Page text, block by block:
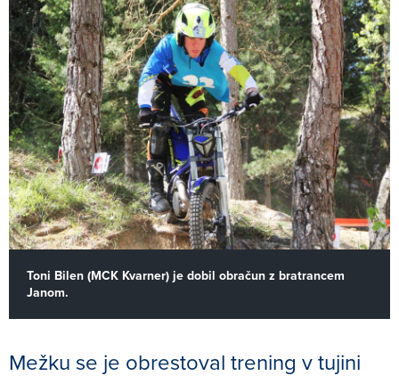
Toni Bilen (MCK Kvarner) je dobil obračun z bratrancem
Janom.
Mežku se je obrestoval trening v tujini